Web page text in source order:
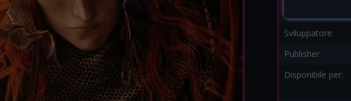
Sviluppatore:
Publisher:
Disponibile per: